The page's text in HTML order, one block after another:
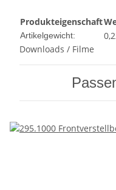
Produkteigenschaft
Artikelgewicht:
Downloads / Filme